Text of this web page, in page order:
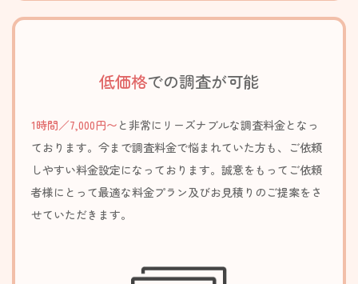
低価格での調査が可能
1時間／7,000円〜 と非常にリーズナブルな調査料金となっ
ております。今まで調査料金で悩まれていた方も、ご依頼
しやすい料金設定になっております。誠意をもって ご依頼
者様にとって最適な料金プラン及びお見積りのご提案をさ
せていただきます。